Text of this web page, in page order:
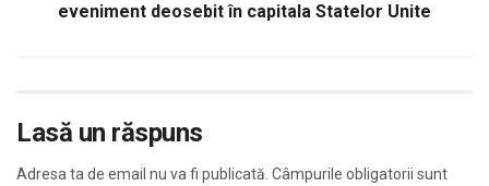
eveniment deosebit în capitala Statelor Unite
Lasă un răspuns
Adresa ta de email nu va fi publicată. Câmpurile obligatorii sunt